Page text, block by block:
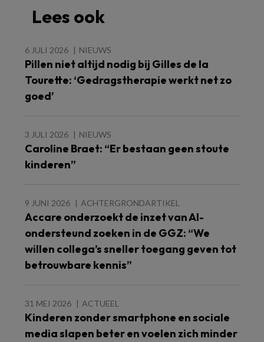
Lees ook
6 JULI 2026 NIEUWS
Pillen niet altijd nodig bij Gilles de la
Tourette: ‘Gedragstherapie werkt net zo
goed’
3 JULI 2026 NIEUWS
Caroline Braet: “Er bestaan geen stoute
kinderen”
9 JUNI 2026 ACHTERGRONDARTIKEL
Accare onderzoekt de inzet van AI-
ondersteund zoeken in de GGZ: “We
willen collega’s sneller toegang geven tot
betrouwbare kennis”
31 MEI 2026 ACTUEEL
Kinderen zonder smartphone en sociale
media slapen beter en voelen zich minder